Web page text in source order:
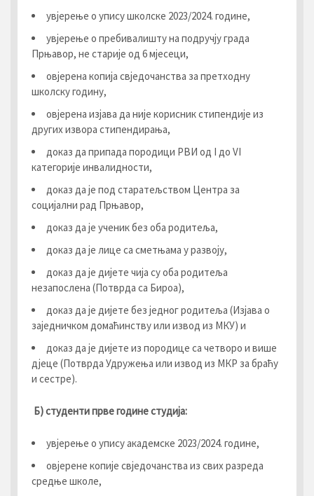
увјерење о упису школске 2023/2024. године,
увјерење о пребивалишту на подручју града
Прњавор, не старије од 6 мјесеци,
овјерена копија свједочанства за претходну
школску годину,
овјерена изјава да није корисник стипендије из
других извора стипендирања,
доказ да припада породици РВИ од I до VI
категорије инвалидности,
доказ да је под старатељством Центра за
социјални рад Прњавор,
доказ да је ученик без оба родитеља,
доказ да је лице са сметњама у развоју,
доказ да је дијете чија су оба родитеља
незапослена (Потврда са Бироа),
доказ да је дијете без једног родитеља (Изјава о
заједничком домаћинству или извод из МКУ) и
доказ да је дијете из породице са четворо и више
дјеце (Потврда Удружења или извод из МКР за браћу
и сестре).
Б) студенти прве године студија:
увјерење о упису академске 2023/2024. године,
овјерене копије свједочанства из свих разреда
средње школе,